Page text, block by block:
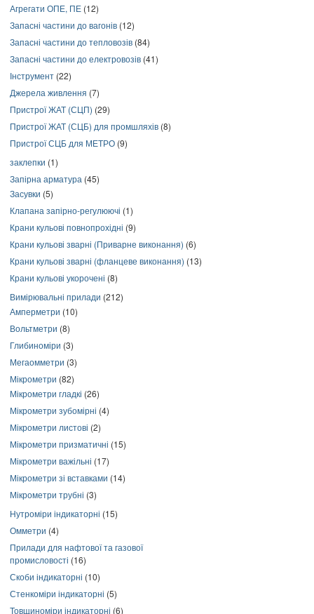
Агрегати ОПЕ, ПЕ (12)
Запасні частини до вагонів (12)
Запасні частини до тепловозів (84)
Запасні частини до електровозів (41)
Інструмент (22)
Джерела живлення (7)
Пристрої ЖАТ (СЦП) (29)
Пристрої ЖАТ (СЦБ) для промшляхів (8)
Пристрої СЦБ для МЕТРО (9)
заклепки (1)
Запірна арматура (45)
Засувки (5)
Клапана запірно-регулюючі (1)
Крани кульові повнопрохідні (9)
Крани кульові зварні (Приварне виконання) (6)
Крани кульові зварні (фланцеве виконання) (13)
Крани кульові укорочені (8)
Вимірювальні прилади (212)
Амперметри (10)
Вольтметри (8)
Глибиноміри (3)
Мегаомметри (3)
Мікрометри (82)
Мікрометри гладкі (26)
Мікрометри зубомірні (4)
Мікрометри листові (2)
Мікрометри призматичні (15)
Мікрометри важільні (17)
Мікрометри зі вставками (14)
Мікрометри трубні (3)
Нутроміри індикаторні (15)
Омметри (4)
Прилади для нафтової та газової
промисловості (16)
Скоби індикаторні (10)
Стенкоміри індикаторні (5)
Товщиноміри індикаторні (6)